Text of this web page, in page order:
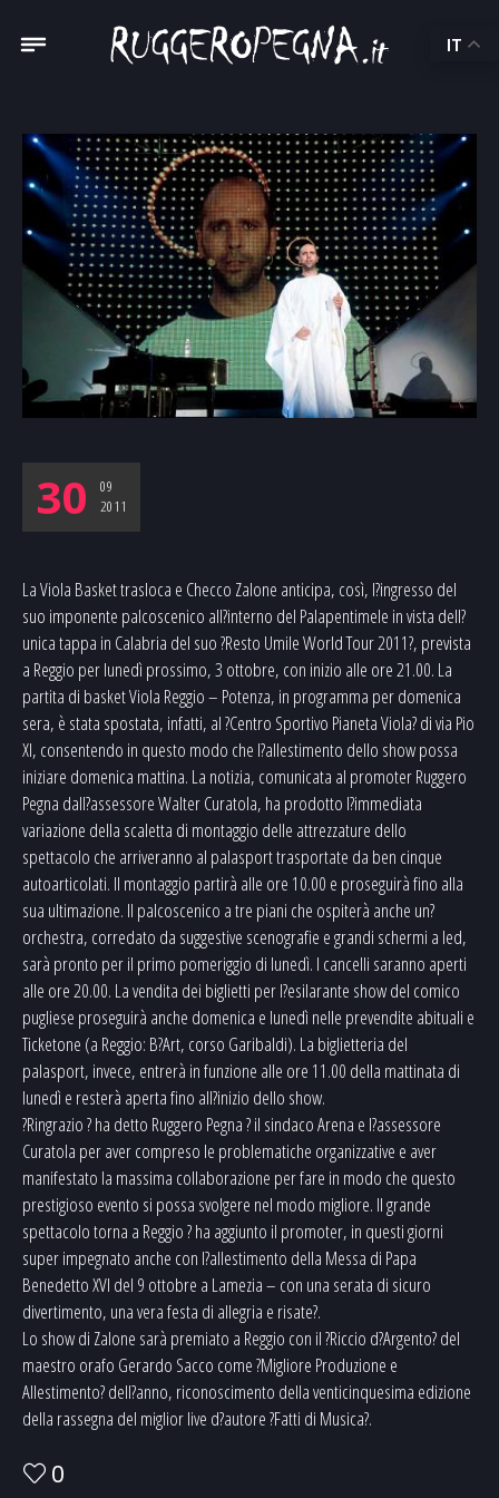
30
09
2011
La Viola Basket trasloca e Checco Zalone anticipa, così, l?ingresso del
suo imponente palcoscenico all?interno del Palapentimele in vista dell?
unica tappa in Calabria del suo ?Resto Umile World Tour 2011?, prevista
a Reggio per lunedì prossimo, 3 ottobre, con inizio alle ore 21.00. La
partita di basket Viola Reggio – Potenza, in programma per domenica
sera, è stata spostata, infatti, al ?Centro Sportivo Pianeta Viola? di via Pio
XI, consentendo in questo modo che l?allestimento dello show possa
iniziare domenica mattina. La notizia, comunicata al promoter Ruggero
Pegna dall?assessore Walter Curatola, ha prodotto l?immediata
variazione della scaletta di montaggio delle attrezzature dello
spettacolo che arriveranno al palasport trasportate da ben cinque
autoarticolati. Il montaggio partirà alle ore 10.00 e proseguirà fino alla
sua ultimazione. Il palcoscenico a tre piani che ospiterà anche un?
orchestra, corredato da suggestive scenografie e grandi schermi a led,
sarà pronto per il primo pomeriggio di lunedì. I cancelli saranno aperti
alle ore 20.00. La vendita dei biglietti per l?esilarante show del comico
pugliese proseguirà anche domenica e lunedì nelle prevendite abituali e
Ticketone (a Reggio: B?Art, corso Garibaldi). La biglietteria del
palasport, invece, entrerà in funzione alle ore 11.00 della mattinata di
lunedì e resterà aperta fino all?inizio dello show.
?Ringrazio ? ha detto Ruggero Pegna ? il sindaco Arena e l?assessore
Curatola per aver compreso le problematiche organizzative e aver
manifestato la massima collaborazione per fare in modo che questo
prestigioso evento si possa svolgere nel modo migliore. Il grande
spettacolo torna a Reggio ? ha aggiunto il promoter, in questi giorni
super impegnato anche con l?allestimento della Messa di Papa
Benedetto XVI del 9 ottobre a Lamezia – con una serata di sicuro
divertimento, una vera festa di allegria e risate?.
Lo show di Zalone sarà premiato a Reggio con il ?Riccio d?Argento? del
maestro orafo Gerardo Sacco come ?Migliore Produzione e
Allestimento? dell?anno, riconoscimento della venticinquesima edizione
della rassegna del miglior live d?autore ?Fatti di Musica?.
0
IT